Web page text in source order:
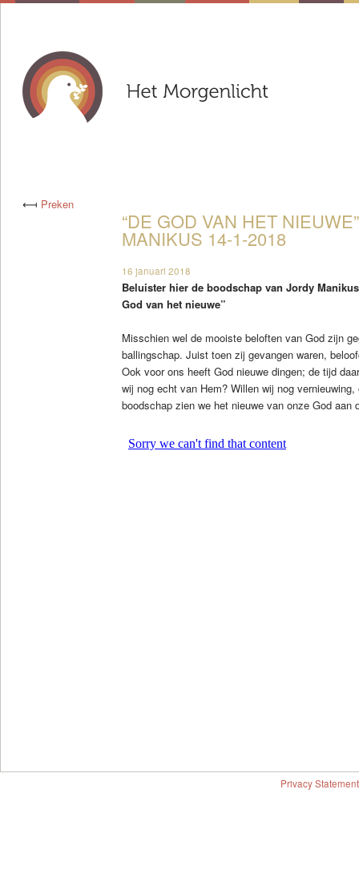
⟻ Preken
“DE GOD VAN HET
MANIKUS 14-1-2018
16 januari 2018
Beluister hier de boodschap van Jordy
God van het nieuwe”
Misschien wel de mooiste beloften van God zijn
ballingschap. Juist toen zij gevangen waren,
Ook voor ons heeft God nieuwe dingen; de tijd
wij nog echt van Hem? Willen wij nog
boodschap zien we het nieuwe van onze God aan
Privacy Statement